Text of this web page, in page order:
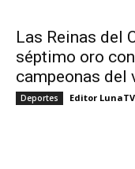
Las Reinas del
séptimo oro
campeonas del
Deportes Editor LunaTV